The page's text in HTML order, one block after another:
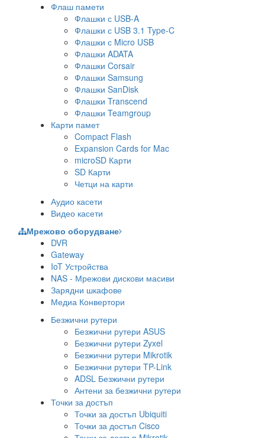
Флаш памети
Флашки с USB-A
Флашки с USB 3.1 Type-C
Флашки с Micro USB
Флашки ADATA
Флашки Corsair
Флашки Samsung
Флашки SanDisk
Флашки Transcend
Флашки Teamgroup
Карти памет
Compact Flash
Expansion Cards for Mac
microSD Карти
SD Карти
Четци на карти
Аудио касети
Видео касети
Мрежово оборудване
DVR
Gateway
IoT Устройства
NAS - Мрежови дискови масиви
Зарядни шкафове
Медиа Конвертори
Безжични рутери
Безжични рутери ASUS
Безжични рутери Zyxel
Безжични рутери Mikrotik
Безжични рутери TP-Link
ADSL Безжични рутери
Антени за безжични рутери
Точки за достъп
Точки за достъп Ubiquiti
Точки за достъп Cisco